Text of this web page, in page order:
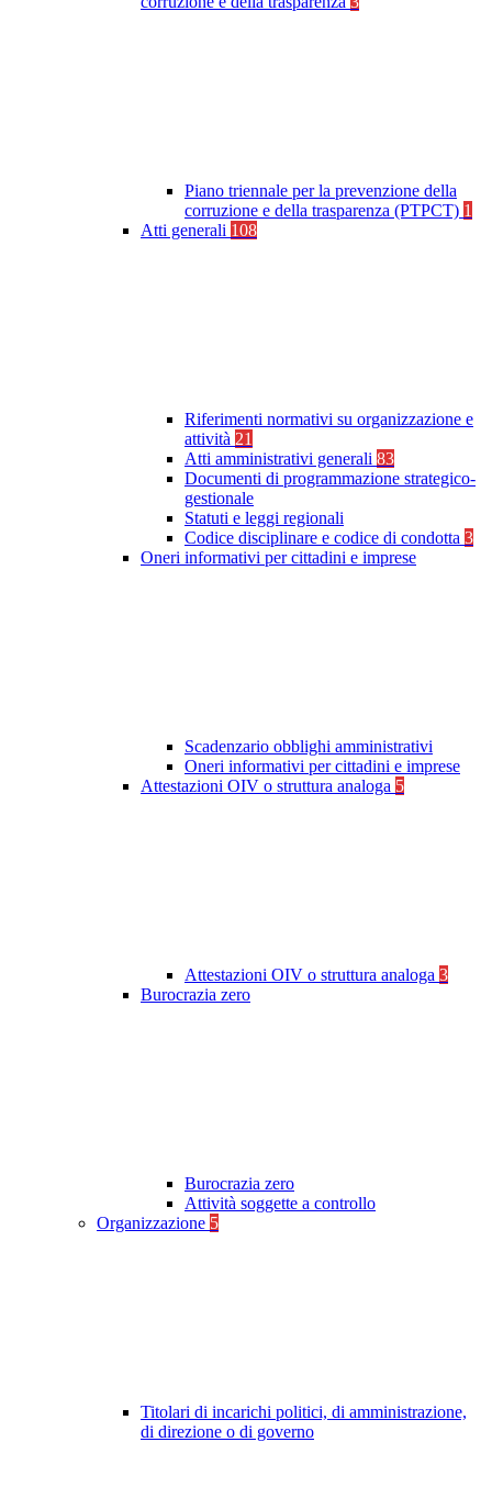
Piano triennale per la prevenzione della
corruzione e della trasparenza (PTPCT) 1
Atti generali 108
Riferimenti normativi su organizzazione e
attività 21
Atti amministrativi generali 83
Documenti di programmazione strategico-
gestionale
Statuti e leggi regionali
Codice disciplinare e codice di condotta 3
Oneri informativi per cittadini e imprese
Scadenzario obblighi amministrativi
Oneri informativi per cittadini e imprese
Attestazioni OIV o struttura analoga 5
Attestazioni OIV o struttura analoga 3
Burocrazia zero
Burocrazia zero
Attività soggette a controllo
Organizzazione 5
Titolari di incarichi politici, di amministrazione,
di direzione o di governo